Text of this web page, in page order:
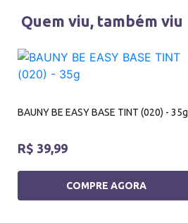
Quem viu, também viu
BAUNY BE EASY BASE TINT (020) - 35g
R$ 39,99
COMPRE AGORA